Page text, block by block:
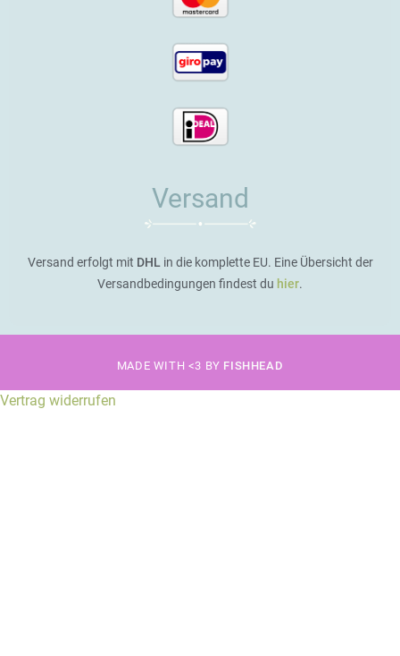
Versand
Versand erfolgt mit DHLin die komplette EU. Eine Übersicht der
Versandbedingungen findest du hier.
MADE WITH <3 BY FISHHEAD
Vertrag widerrufen